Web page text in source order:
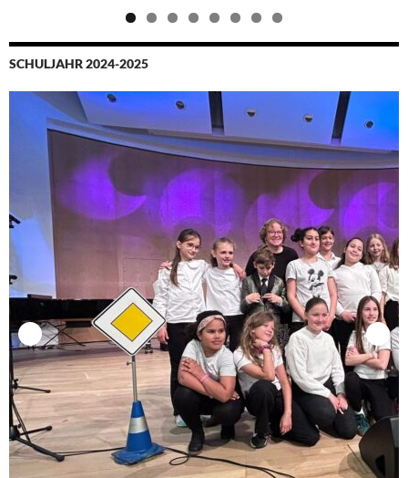
SCHULJAHR 2024-2025